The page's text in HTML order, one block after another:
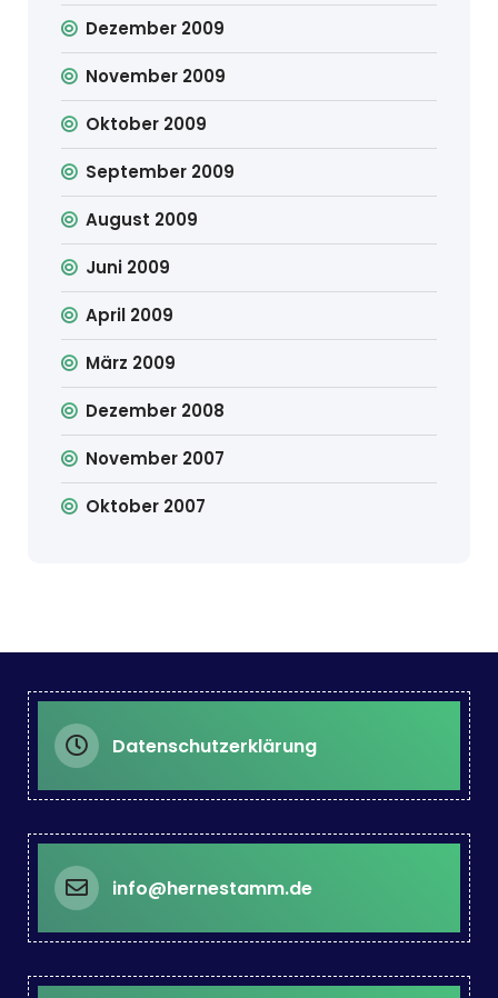
Dezember 2009
November 2009
Oktober 2009
September 2009
August 2009
Juni 2009
April 2009
März 2009
Dezember 2008
November 2007
Oktober 2007
Datenschutzerklärung
info@hernestamm.de